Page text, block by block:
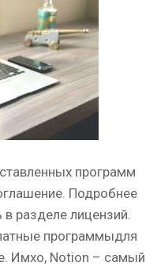
программ
Подробнее
разделе лицензий.
программыдля
Имхо, Notion – самый